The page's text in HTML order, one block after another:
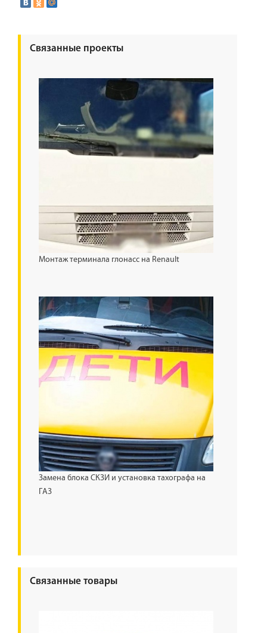
Связанные проекты
Монтаж терминала глонасс на Renault
Замена блока СКЗИ и установка тахографа на
ГАЗ
Связанные товары